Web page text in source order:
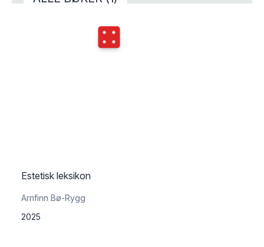
Terningkast
Estetisk leksikon
Arnfinn Bø-Rygg
2025